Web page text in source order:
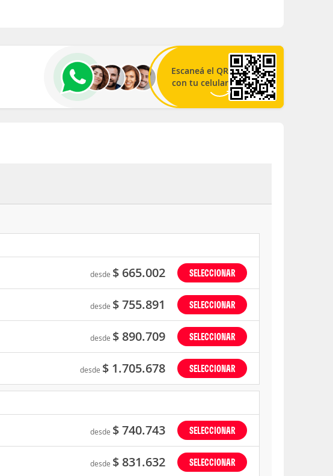
Escaneá el QR
con tu celular
desde $ 665.002 SELECCIONAR
desde $ 755.891 SELECCIONAR
desde $ 890.709 SELECCIONAR
desde $ 1.705.678 SELECCIONAR
desde $ 740.743 SELECCIONAR
desde $ 831.632 SELECCIONAR